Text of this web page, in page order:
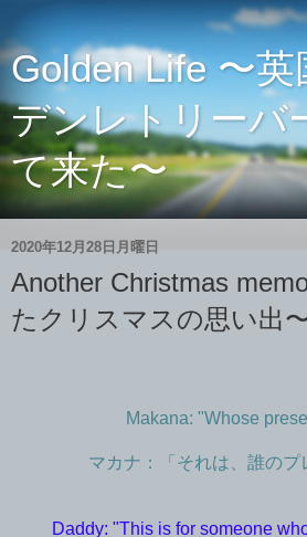
Golden Life 〜
デンレトリーバ
て来た〜
2020年12月28日月曜日
Another Christmas
たクリスマスの思い出
Makana: "Whose
マカナ：「それは、誰のプ
Daddy: "This is for someone